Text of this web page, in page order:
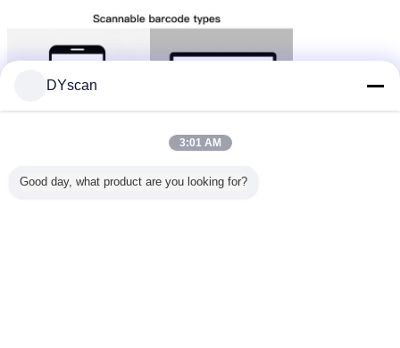
DYscan
3:01 AM
Good day, what product are you looking for?